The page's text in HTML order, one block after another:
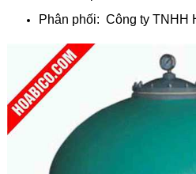
Phân phối: Công ty TNHH